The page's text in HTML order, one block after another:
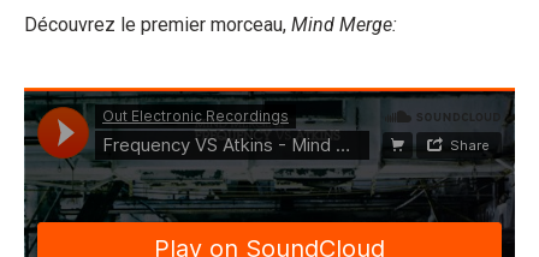
Découvrez le premier morceau, Mind Merge: